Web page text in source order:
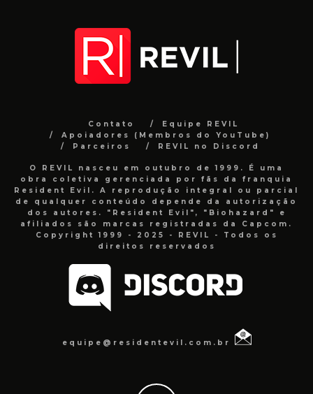
Contato
Equipe REVIL
Apoiadores (Membros do YouTube)
Parceiros
REVIL no Discord
O REVIL nasceu em outubro de 1999. É uma
obra coletiva gerenciada por fãs da franquia
Resident Evil. A reprodução integral ou parcial
de qualquer conteúdo depende da autorização
dos autores. "Resident Evil", "Biohazard" e
afiliados são marcas registradas da Capcom.
Copyright 1999 - 2025 - REVIL - Todos os
direitos reservados
equipe@residentevil.com.br